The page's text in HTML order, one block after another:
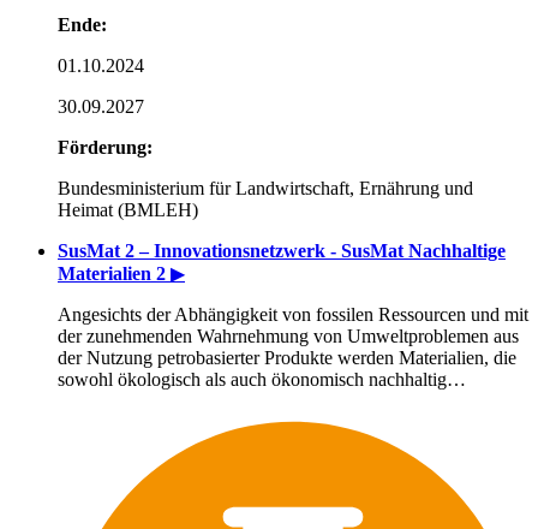
Ende:
01.10.2024
30.09.2027
Förderung:
Bundesministerium für Landwirtschaft, Ernährung und
Heimat (BMLEH)
SusMat 2 – Innovationsnetzwerk - SusMat Nachhaltige
Materialien 2 ▶
Angesichts der Abhängigkeit von fossilen Ressourcen und mit
der zunehmenden Wahrnehmung von Umweltproblemen aus
der Nutzung petrobasierter Produkte werden Materialien, die
sowohl ökologisch als auch ökonomisch nachhaltig…